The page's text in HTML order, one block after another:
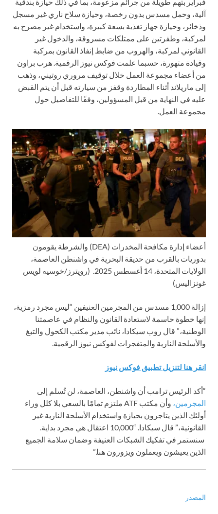
آلية، وحمل مسدس بدون رخصة، وحيازة سلاح ناري غير مسجل
وذخائر، وحيازة جهاز تغذية بسعة كبيرة، واستخدام غير مصرح به
لمركبة، وطفرتين على ممتلكات مسروقة، والدخول غير
القانوني لمركبة، والهروب من ضابط إنفاذ القانون بمركبة
وقيادة متهورة، حسبما علمت فوكس نيوز الرقمية. هرب براون
من أعضاء مجموعة العمل خلال توقيف مروري روتيني، وذهب
إلى ماريلاند أثناء المطاردة وقفز من سيارته قبل أن يتم القبض
عليه في النهاية من قبل المسؤولين، وفقًا للتفاصيل حول
مجموعة العمل.
أعضاء إدارة مكافحة المخدرات (DEA) والشرطة يقومون
بدوريات بالقرب من حديقة البحرية في واشنطن العاصمة،
الولايات المتحدة، 14 أغسطس 2025.
(رويترز/خوسيه لويس
غونزاليس)
إزالة 1,000 مسدس من المجرمين العنيفين “ليس مجرد رمزية،
إنها خطوة حاسمة لاستعادة القانون والنظام في عاصمتنا
الوطنية،” قال روب سيكادا، نائب مدير مكتب الكحول والتبغ
والأسلحة النارية والمتفجرات لفوكس نيوز الرقمية.
انقر هنا لتنزيل تطبيق فوكس نيوز
“أكد الرئيس ترامب أن واشنطن، العاصمة، لن تُسلم إلى
المجرمين،
وأن مكتب ATF ملتزم تمامًا بالسعي بلا كلل وراء
أولئك الذين يتاجرون بحيازة واستخدام الأسلحة النارية غير
القانونية،” قال سيكادا. “10,000 اعتقال هي مجرد بداية.
سنستمر في تفكيك الشبكات العنيفة وضمان سلامة الجميع
الذين يعيشون ويعملون ويزورون هنا.”
المصدر